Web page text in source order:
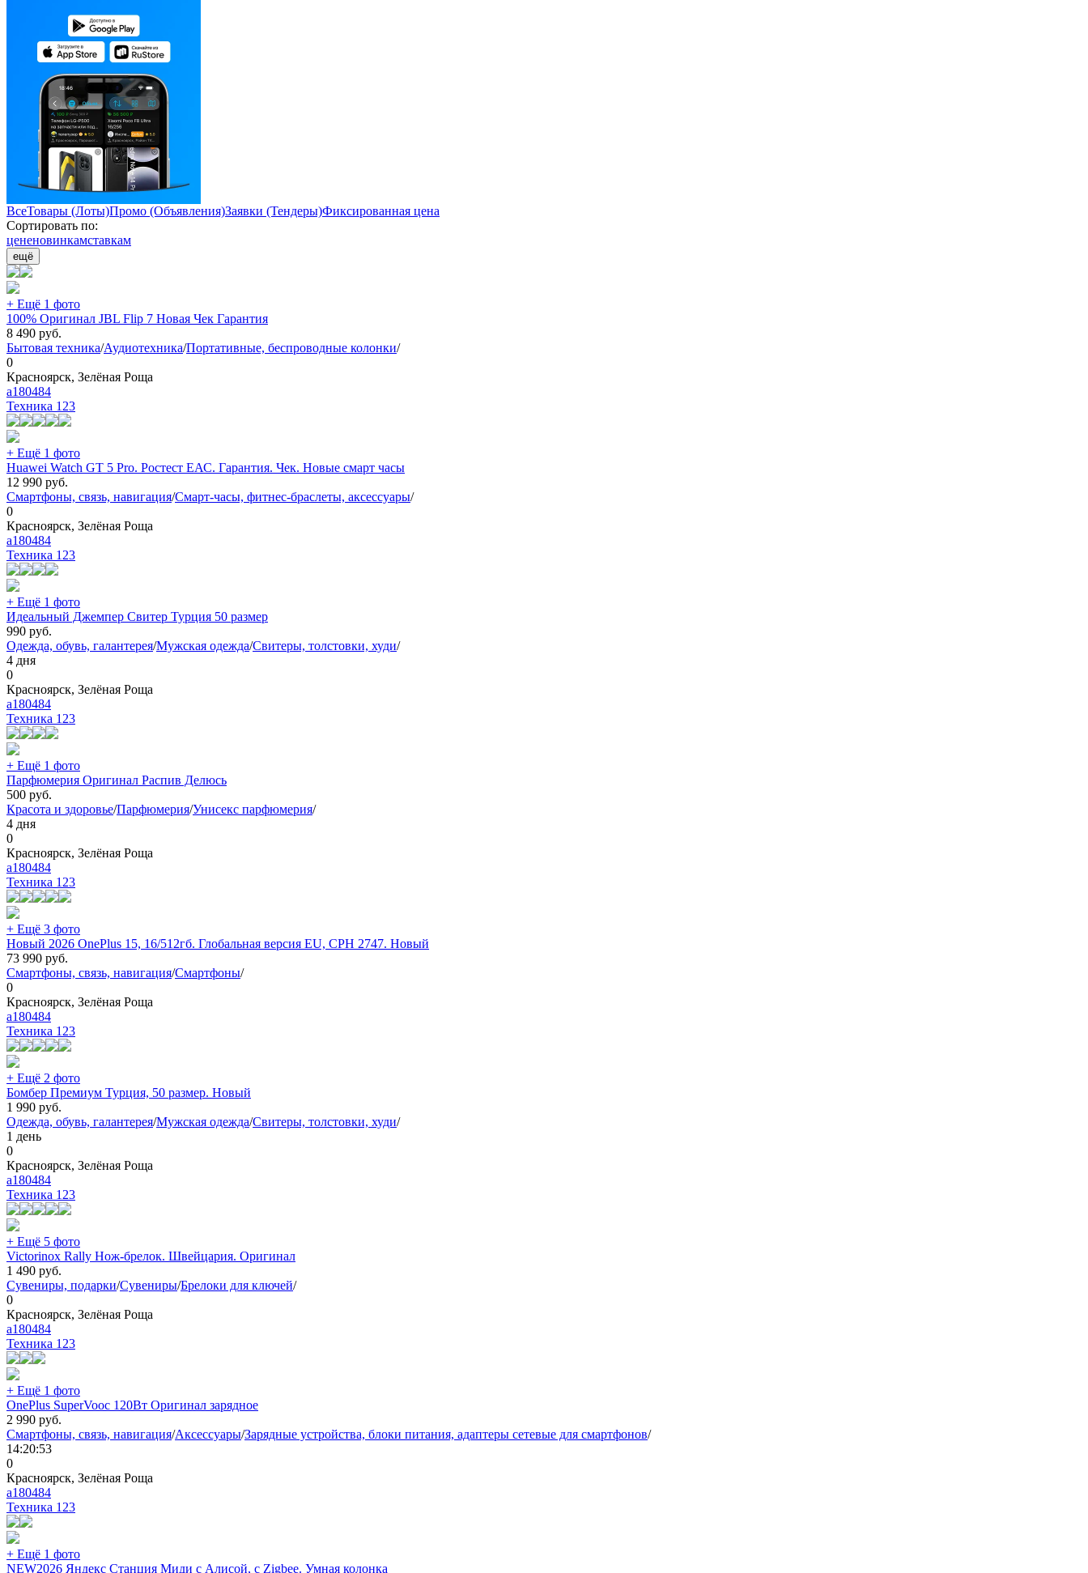
ВсеТовары (Лоты)Промо (Объявления)Заявки (Тендеры)Фиксированная цена
Сортировать по:
цененовинкамставкам
ещё
+ Ещё 1 фото
100% Оригинал JBL Flip 7 Новая Чек Гарантия
8 490 руб.
Бытовая техника/Аудиотехника/Портативные, беспроводные колонки/
0
Красноярск, Зелёная Роща
a180484
Техника 123
+ Ещё 1 фото
Huawei Watch GT 5 Pro. Ростест ЕАС. Гарантия. Чек. Новые смарт часы
12 990 руб.
Смартфоны, связь, навигация/Смарт-часы, фитнес-браслеты, аксессуары/
0
Красноярск, Зелёная Роща
a180484
Техника 123
+ Ещё 1 фото
Идеальный Джемпер Свитер Турция 50 размер
990 руб.
Одежда, обувь, галантерея/Мужская одежда/Свитеры, толстовки, худи/
4 дня
0
Красноярск, Зелёная Роща
a180484
Техника 123
+ Ещё 1 фото
Парфюмерия Оригинал Распив Делюсь
500 руб.
Красота и здоровье/Парфюмерия/Унисекс парфюмерия/
4 дня
0
Красноярск, Зелёная Роща
a180484
Техника 123
+ Ещё 3 фото
Новый 2026 OnePlus 15, 16/512гб. Глобальная версия EU, CPH 2747. Новый
73 990 руб.
Смартфоны, связь, навигация/Смартфоны/
0
Красноярск, Зелёная Роща
a180484
Техника 123
+ Ещё 2 фото
Бомбер Премиум Турция, 50 размер. Новый
1 990 руб.
Одежда, обувь, галантерея/Мужская одежда/Свитеры, толстовки, худи/
1 день
0
Красноярск, Зелёная Роща
a180484
Техника 123
+ Ещё 5 фото
Victorinox Rally Нож-брелок. Швейцария. Оригинал
1 490 руб.
Сувениры, подарки/Сувениры/Брелоки для ключей/
0
Красноярск, Зелёная Роща
a180484
Техника 123
+ Ещё 1 фото
OnePlus SuperVooc 120Вт Оригинал зарядное
2 990 руб.
Смартфоны, связь, навигация/Аксессуары/Зарядные устройства, блоки питания, адаптеры сетевые для смартфонов/
14:20:53
0
Красноярск, Зелёная Роща
a180484
Техника 123
+ Ещё 1 фото
NEW2026 Яндекс Станция Миди с Алисой, с Zigbee. Умная колонка